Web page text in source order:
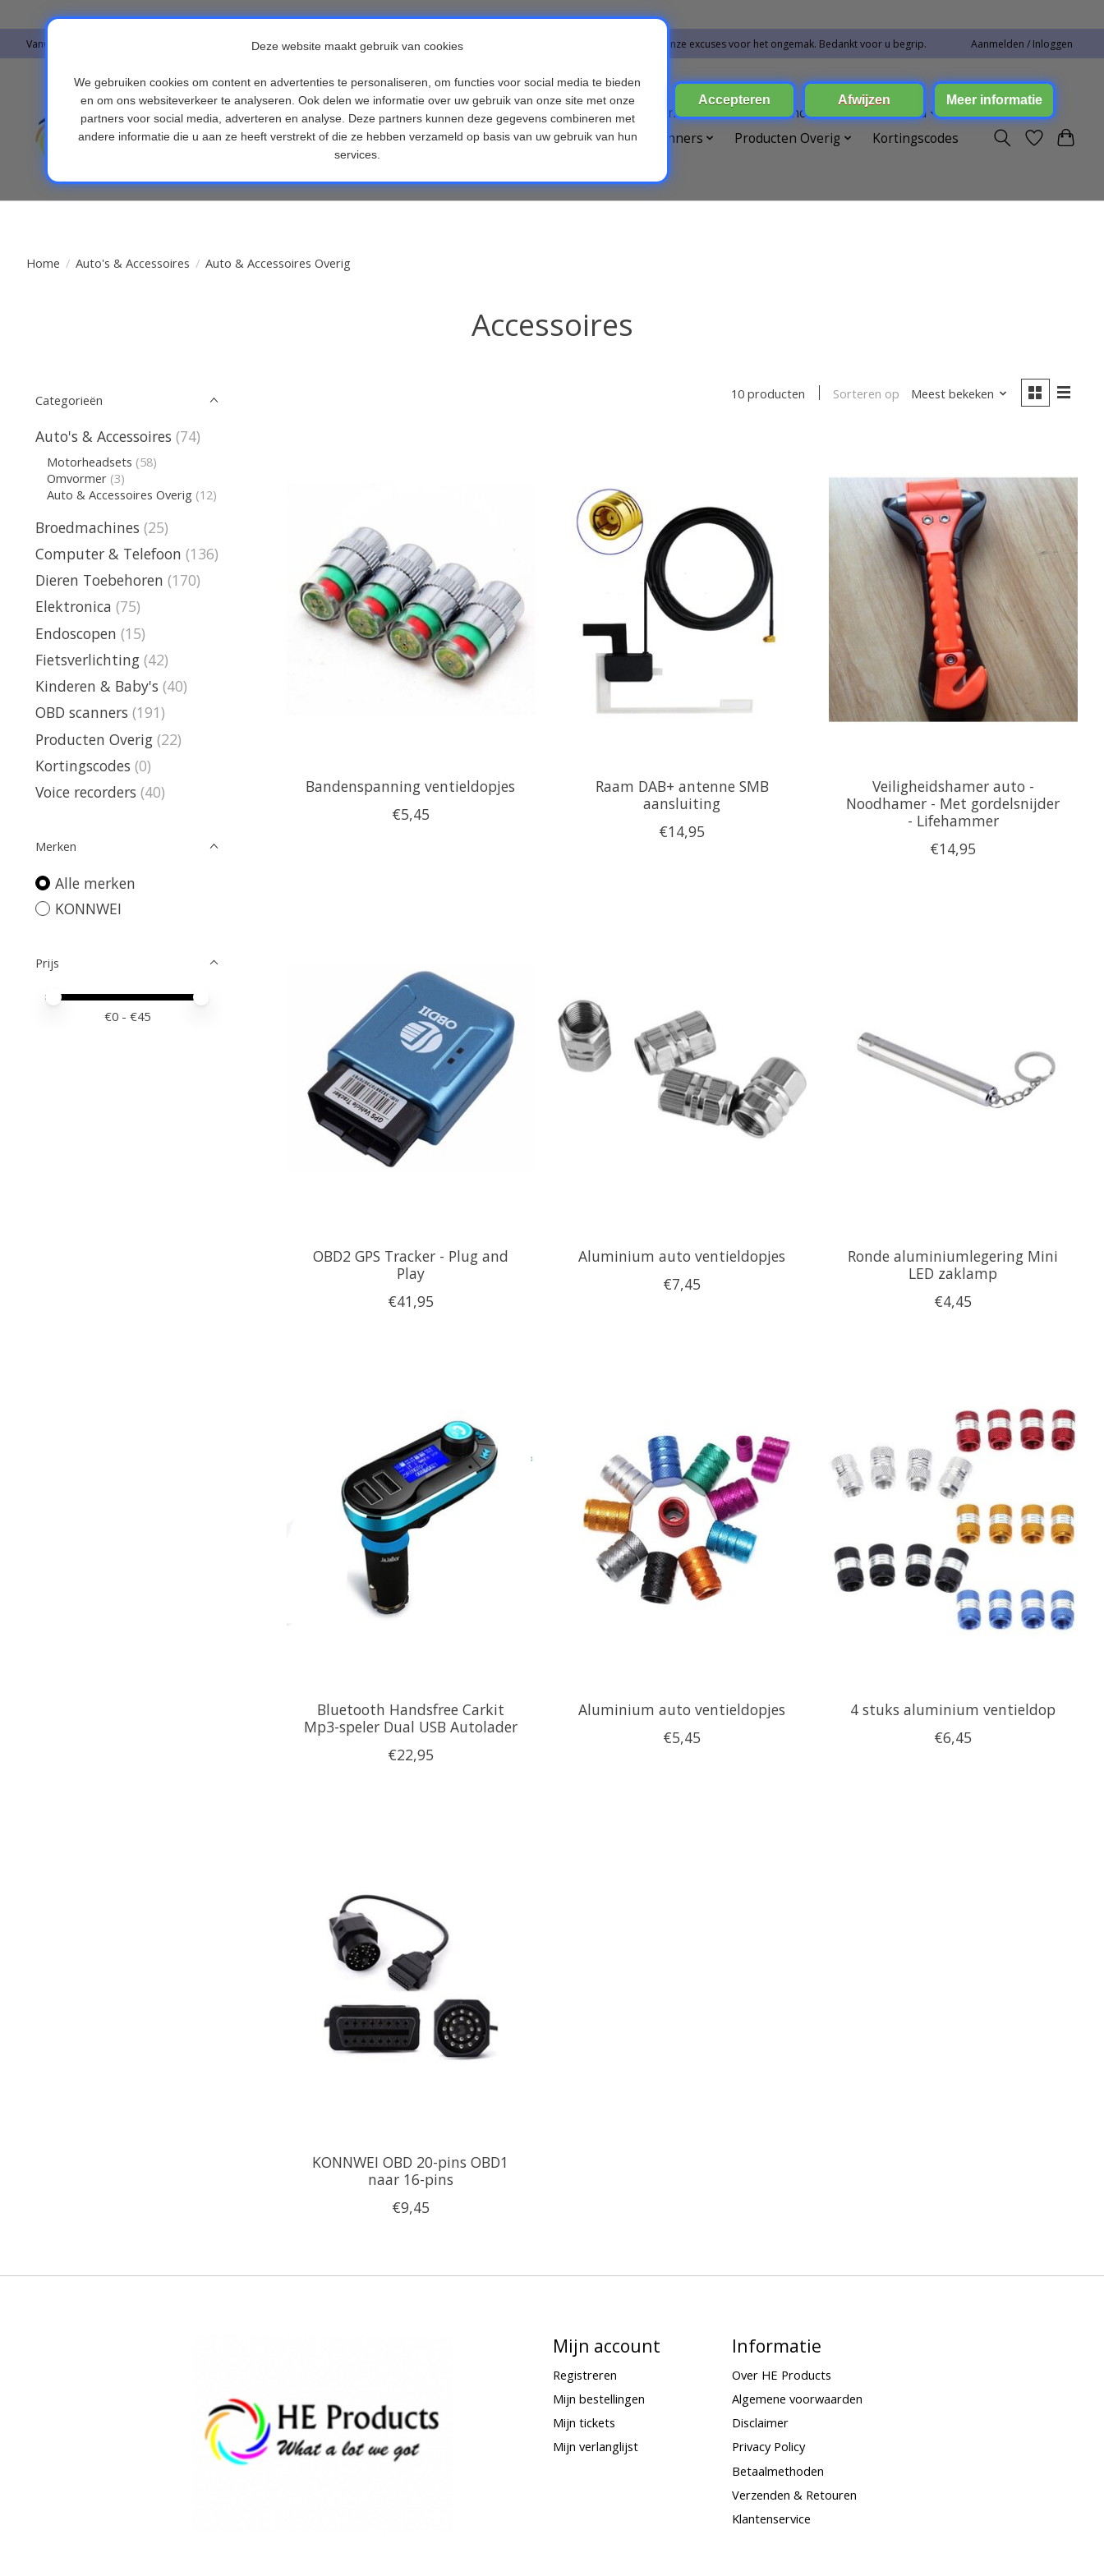
Vanwege vakantie worden er op moment geen pakketjes verstuurd. Alles bestellingen vanaf 09-07-2026 word op 10-08-2026 verzonden. Onze excuses voor het ongemak. Bedankt voor u begrip. Aanmelden / Inloggen
Auto's & Accessoires Broedmachines Computer & Telefoon Dieren Toebehoren
Elektronica
Endoscopen
Fietsverlichting Kinderen & Baby's OBD scanners Producten Overig
Kortingscodes
Home / Auto's & Accessoires / Auto & Accessoires Overig
Accessoires
Categorieën
Auto's & Accessoires (74)
Motorheadsets (58)
Omvormer (3)
Auto & Accessoires Overig (12)
Broedmachines (25)
Computer & Telefoon (136)
Dieren Toebehoren (170)
Elektronica (75)
Endoscopen (15)
Fietsverlichting (42)
Kinderen & Baby's (40)
OBD scanners (191)
Producten Overig (22)
Kortingscodes (0)
Voice recorders (40)
Merken
Alle merken
KONNWEI
Prijs
Minimale prijswaarde
Price maximum value
€0- €45
10 producten Sorteren op Meest bekeken
Bandenspanning ventieldopjes
€5,45
Raam DAB+ antenne SMB
aansluiting
€14,95
Veiligheidshamer auto -
Noodhamer - Met gordelsnijder
- Lifehammer
€14,95
OBD2 GPS Tracker - Plug and
Play
€41,95
Aluminium auto ventieldopjes
€7,45
Ronde aluminiumlegering Mini
LED zaklamp
€4,45
Bluetooth Handsfree Carkit
Mp3-speler Dual USB Autolader
€22,95
Aluminium auto ventieldopjes
€5,45
4 stuks aluminium ventieldop
€6,45
KONNWEI OBD 20-pins OBD1
naar 16-pins
€9,45
Mijn account
Registreren
Mijn bestellingen
Mijn tickets
Mijn verlanglijst
Informatie
Over HE Products
Algemene voorwaarden
Disclaimer
Privacy Policy
Betaalmethoden
Verzenden & Retouren
Klantenservice